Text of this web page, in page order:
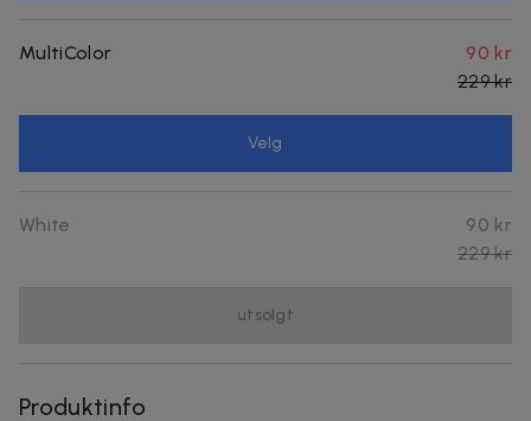
MultiColor
90 kr
229 kr
Velg
White
90 kr
229 kr
utsolgt
Produktinfo